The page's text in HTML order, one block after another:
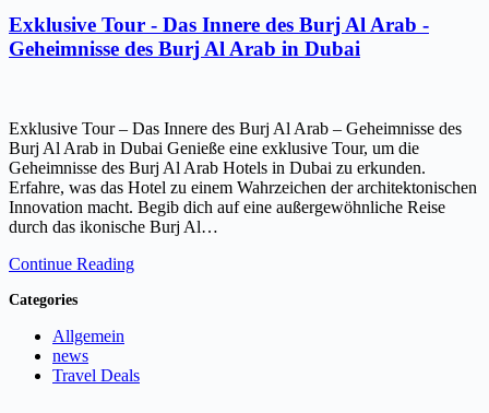
Exklusive Tour - Das Innere des Burj Al Arab -
Geheimnisse des Burj Al Arab in Dubai
Exklusive Tour – Das Innere des Burj Al Arab – Geheimnisse des
Burj Al Arab in Dubai Genieße eine exklusive Tour, um die
Geheimnisse des Burj Al Arab Hotels in Dubai zu erkunden.
Erfahre, was das Hotel zu einem Wahrzeichen der architektonischen
Innovation macht. Begib dich auf eine außergewöhnliche Reise
durch das ikonische Burj Al…
Continue Reading
Categories
Allgemein
news
Travel Deals